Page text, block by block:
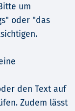
um
oder "das
den Text auf
Zudem lässt